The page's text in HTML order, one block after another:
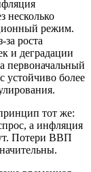
несколько
режим.
роста
и деградации
первоначальный
устойчиво более
тот же:
а инфляция
Потери ВВП